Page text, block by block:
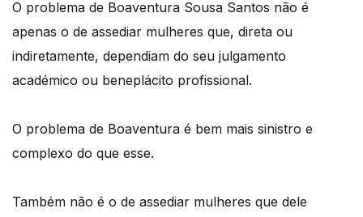
O problema de Boaventura Sousa Santos não é
apenas o de assediar mulheres que, direta ou
indiretamente, dependiam do seu julgamento
académico ou beneplácito profissional.
O problema de Boaventura é bem mais sinistro e
complexo do que esse.
Também não é o de assediar mulheres que dele